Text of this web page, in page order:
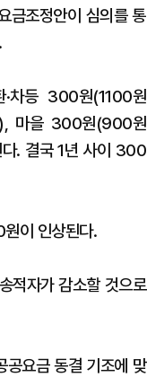
금조정안이 심의를 통
차등 300원(1100원
마을 300원(900원
. 결국 1년 사이 300
이 인상된다.
적자가 감소할 것으로
요금 동결 기조에 맞